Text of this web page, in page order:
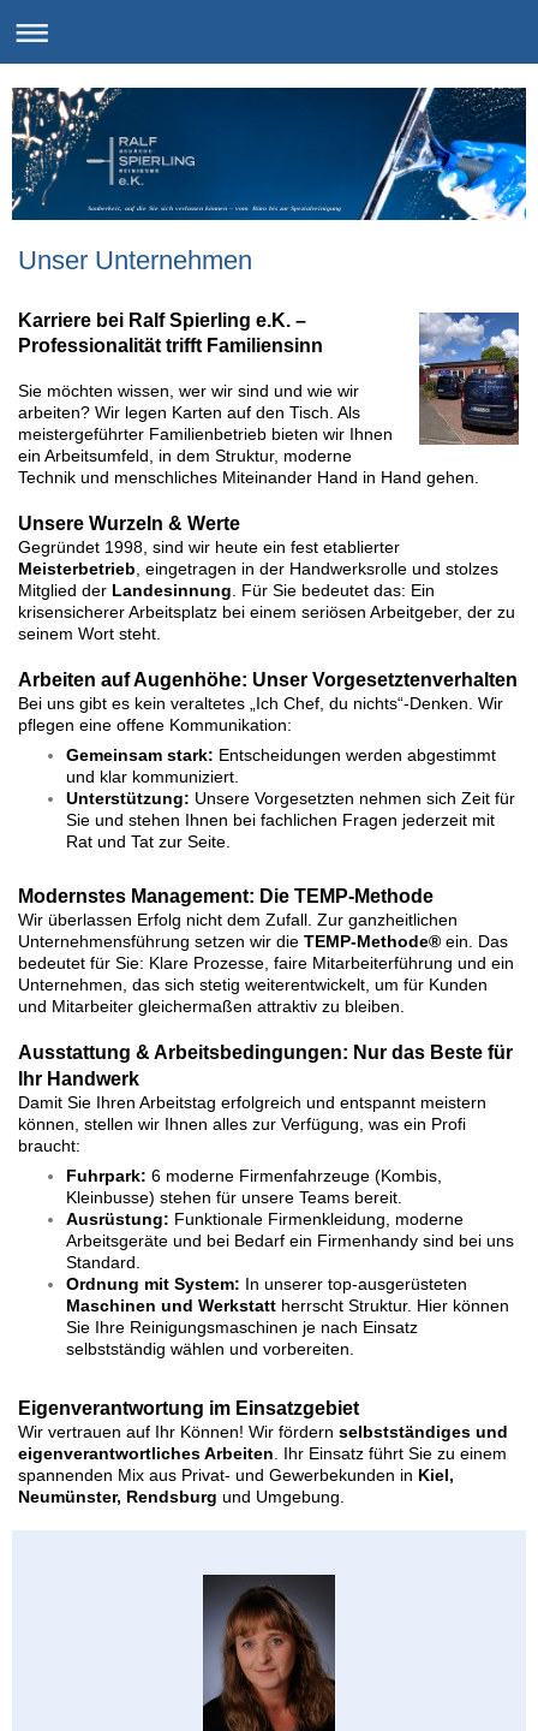
Sauberkeit, auf die Sie sich verlassen können – vom Büro bis zur Spezialreinigung
Unser Unternehmen
Karriere bei Ralf Spierling e.K. –
Professionalität trifft Familiensinn
Sie möchten wissen, wer wir sind und wie wir
arbeiten? Wir legen Karten auf den Tisch. Als
meistergeführter Familienbetrieb bieten wir Ihnen
ein Arbeitsumfeld, in dem Struktur, moderne
Technik und menschliches Miteinander Hand in Hand gehen.
Unsere Wurzeln & Werte
Gegründet 1998, sind wir heute ein fest etablierter
Meisterbetrieb , eingetragen in der Handwerksrolle und stolzes
Mitglied der Landesinnung . Für Sie bedeutet das: Ein
krisensicherer Arbeitsplatz bei einem seriösen Arbeitgeber, der zu
seinem Wort steht.
Arbeiten auf Augenhöhe: Unser Vorgesetztenverhalten
Bei uns gibt es kein veraltetes „Ich Chef, du nichts“-Denken. Wir
pflegen eine offene Kommunikation:
Gemeinsam stark: Entscheidungen werden abgestimmt
und klar kommuniziert.
Unterstützung: Unsere Vorgesetzten nehmen sich Zeit für
Sie und stehen Ihnen bei fachlichen Fragen jederzeit mit
Rat und Tat zur Seite.
Modernstes Management: Die TEMP-Methode
Wir überlassen Erfolg nicht dem Zufall. Zur ganzheitlichen
Unternehmensführung setzen wir die TEMP-Methode® ein. Das
bedeutet für Sie: Klare Prozesse, faire Mitarbeiterführung und ein
Unternehmen, das sich stetig weiterentwickelt, um für Kunden
und Mitarbeiter gleichermaßen attraktiv zu bleiben.
Ausstattung & Arbeitsbedingungen: Nur das Beste für
Ihr Handwerk
Damit Sie Ihren Arbeitstag erfolgreich und entspannt meistern
können, stellen wir Ihnen alles zur Verfügung, was ein Profi
braucht:
Fuhrpark: 6 moderne Firmenfahrzeuge (Kombis,
Kleinbusse) stehen für unsere Teams bereit.
Ausrüstung: Funktionale Firmenkleidung, moderne
Arbeitsgeräte und bei Bedarf ein Firmenhandy sind bei uns
Standard.
Ordnung mit System: In unserer top-ausgerüsteten
Maschinen und Werkstatt herrscht Struktur. Hier können
Sie Ihre Reinigungsmaschinen je nach Einsatz
selbstständig wählen und vorbereiten.
Eigenverantwortung im Einsatzgebiet
Wir vertrauen auf Ihr Können! Wir fördern selbstständiges und
eigenverantwortliches Arbeiten . Ihr Einsatz führt Sie zu einem
spannenden Mix aus Privat- und Gewerbekunden in Kiel,
Neumünster, Rendsburg und Umgebung.